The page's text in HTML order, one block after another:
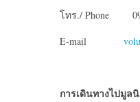
โทร./ Phone
E-mail
การเดินทางไปมูล